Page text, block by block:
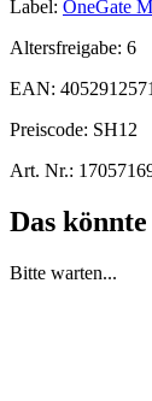
Label: OneGate
Altersfreigabe: 6
EAN:
Preiscode: SH12
Art. Nr.:
Das
Bitte warten...